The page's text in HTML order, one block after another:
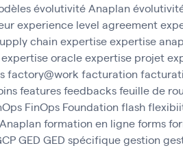
évolutivité Anaplan
experience level agreement
chain expertiseexpertise
expertise oracleexpertise projet
factory@work facturation
featuresfeedbacksfeuille de
FinOps Foundation flash
formation en ligneforms
GED GED spécifiquegestion